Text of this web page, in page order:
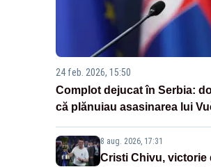
24 feb. 2026, 15:50
Complot dejucat în Serbia:
că plănuiau asasinarea lui
8 aug. 2026, 17:31
Cristi Chivu, victorie